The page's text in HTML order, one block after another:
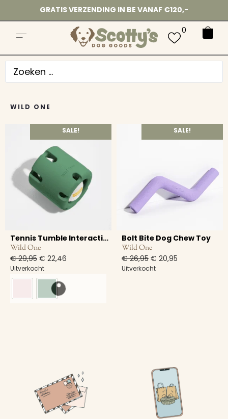
GRATIS VERZENDING IN BE VANAF €120,-
0
WILD ONE
SALE!
Uitverkocht
Tennis Tumble Interactive Dog Toy
€29,95 € 22,46
Wild One
SALE!
Uitverkocht
Bolt Bite Dog Chew Toy
€26,95 € 20,95
Wild One